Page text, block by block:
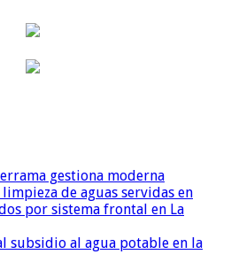
gestiona moderna
de aguas servidas en
por sistema frontal en La
subsidio al agua potable en la